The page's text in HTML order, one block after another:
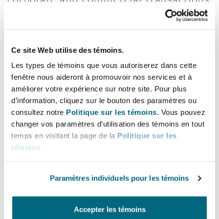
Ce site Web utilise des témoins.
Les types de témoins que vous autoriserez dans cette
fenêtre nous aideront à promouvoir nos services et à
améliorer votre expérience sur notre site. Pour plus
d’information, cliquez sur le bouton des paramètres ou
consultez notre Politique sur les témoins. Vous pouvez
changer vos paramètres d’utilisation des témoins en tout
temps en visitant la page de la Politique sur les
témoins.
Paramètres individuels pour les témoins
Accepter les témoins
Entretien, réparation et
Droit aérien commercial
Droit réglementaire
Satellites et espace
Droit maritime
Risques politiques et crédit
Responsabilité du fabricant
Assurance biens
Bator
Jersey
York
worked in-house for Ofgem’s Offshore
Transmission legal team, and has
undertaken a secondment with
National Grid in Warwick.
Lignes directes
+44 20 7876 4822
Marianne.Anton@clydeco.com